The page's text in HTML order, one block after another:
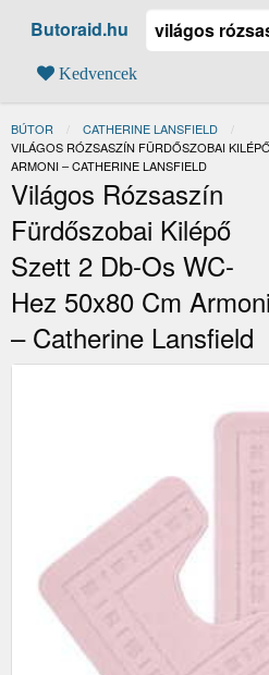
Butoraid.hu
Kedvencek
BÚTOR
CATHERINE LANSFIELD
JELENLEGI:
VILÁGOS RÓZSASZÍN FÜRDŐSZOBAI
ARMONI – CATHERINE LANSFIELD
Világos Rózsaszín
Fürdőszobai Kilépő
Szett 2 Db-Os WC-
Hez 50x80 Cm Armoni
– Catherine Lansfield